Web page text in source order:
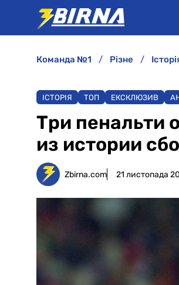
команда №1 різне
ІСТОРІЯ ТОП ЕКСКЛЮЗИВ
Три пенальти
из истории
Zbirna.com 21 листопада